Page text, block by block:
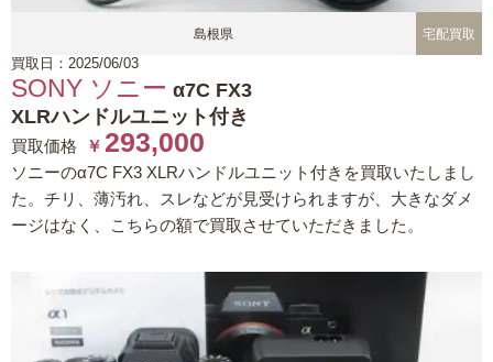
島根県 宅配買取
買取日：2025/06/03
SONY ソニー α7C FX3
XLRハンドルユニット付き
買取価格 ￥ 293,000
ソニーのα7C FX3 XLRハンドルユニット付きを買取いたしまし
た。チリ、薄汚れ、スレなどが見受けられますが、大きなダメ
ージはなく、こちらの額で買取させていただきました。